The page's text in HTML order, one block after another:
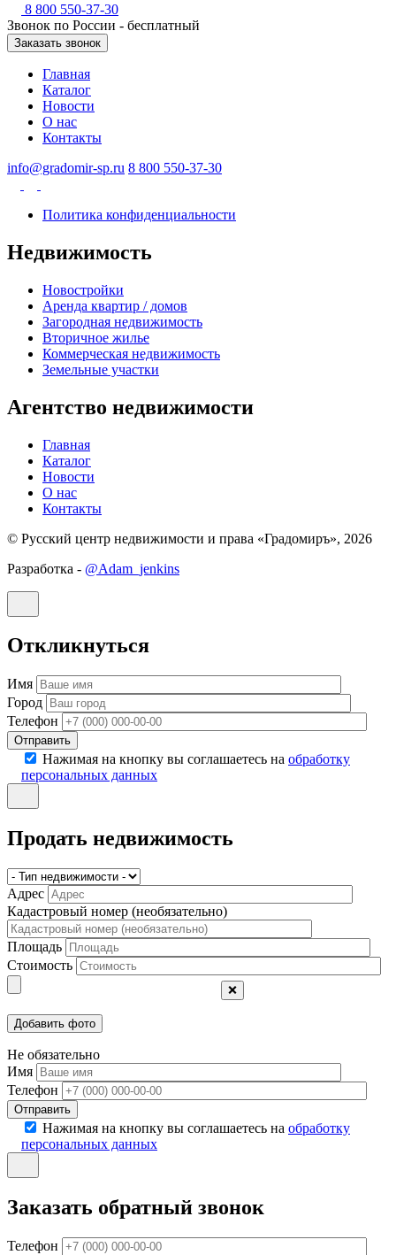
8 800 550-37-30
Звонок по России - бесплатный
Заказать звонок
Главная
Каталог
Новости
О нас
Контакты
info@gradomir-sp.ru 8 800 550-37-30
Политика конфиденциальности
Недвижимость
Новостройки
Аренда квартир / домов
Загородная недвижимость
Вторичное жилье
Коммерческая недвижимость
Земельные участки
Агентство недвижимости
Главная
Каталог
Новости
О нас
Контакты
© Русский центр недвижимости и права «Градомиръ», 2026
Разработка - @Adam_jenkins
Откликнуться
Имя
Город
Телефон
Отправить
Нажимая на кнопку вы соглашаетесь на обработку
персональных данных
Продать недвижимость
Адрес
Кадастровый номер (необязательно)
Площадь
Стоимость
❌
Не обязательно
Имя
Телефон
Отправить
Нажимая на кнопку вы соглашаетесь на обработку
персональных данных
Заказать обратный звонок
Телефон